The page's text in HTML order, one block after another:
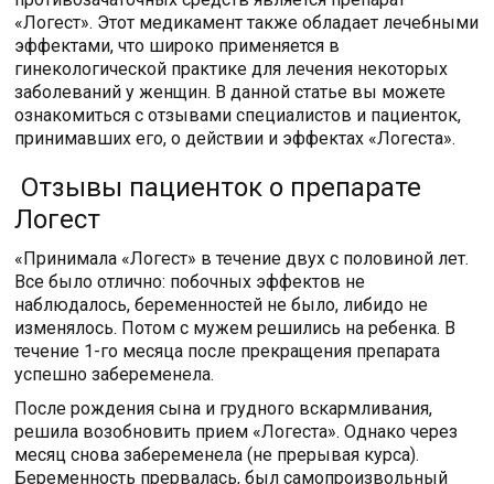
«Логест». Этот медикамент также обладает лечебными
эффектами, что широко применяется в
гинекологической практике для лечения некоторых
заболеваний у женщин. В данной статье вы можете
ознакомиться с отзывами специалистов и пациенток,
принимавших его, о действии и эффектах «Логеста».
Отзывы пациенток о препарате
Логест
«Принимала «Логест» в течение двух с половиной лет.
Все было отлично: побочных эффектов не
наблюдалось, беременностей не было, либидо не
изменялось. Потом с мужем решились на ребенка. В
течение 1-го месяца после прекращения препарата
успешно забеременела.
После рождения сына и грудного вскармливания,
решила возобновить прием «Логеста». Однако через
месяц снова забеременела (не прерывая курса).
Беременность прервалась, был самопроизвольный